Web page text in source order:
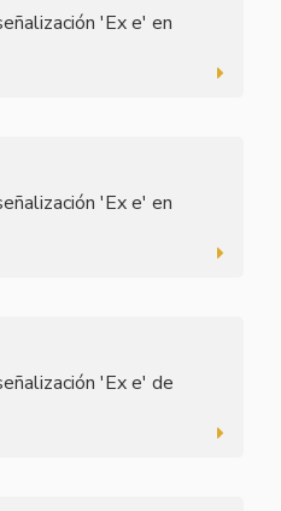
'Ex e' en
'Ex e' en
'Ex e' de